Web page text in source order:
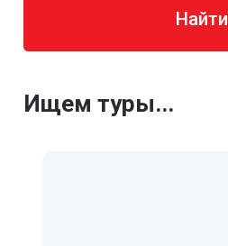
Найти
Ищем туры...